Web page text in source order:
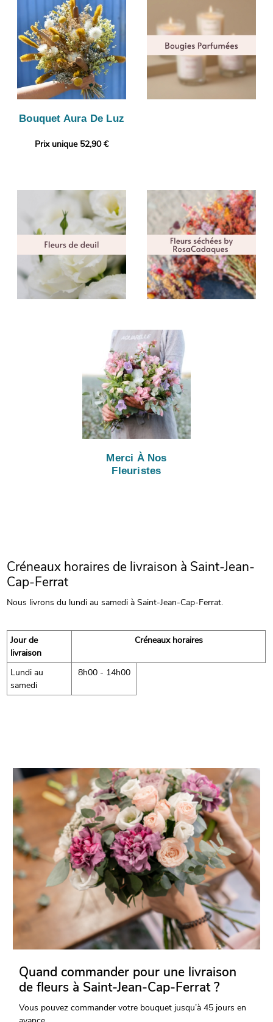
Bouquet Aura De Luz
Prix unique 52,90 €
Merci À Nos
Fleuristes
Créneaux horaires de livraison à Saint-Jean-
Cap-Ferrat
Nous livrons du lundi au samedi à Saint-Jean-Cap-Ferrat.
Jour de
livraison
Créneaux horaires
Lundi au
samedi
8h00 - 14h00
Quand commander pour une livraison
de fleurs à Saint-Jean-Cap-Ferrat ?
Vous pouvez commander votre bouquet jusqu’à 45 jours en